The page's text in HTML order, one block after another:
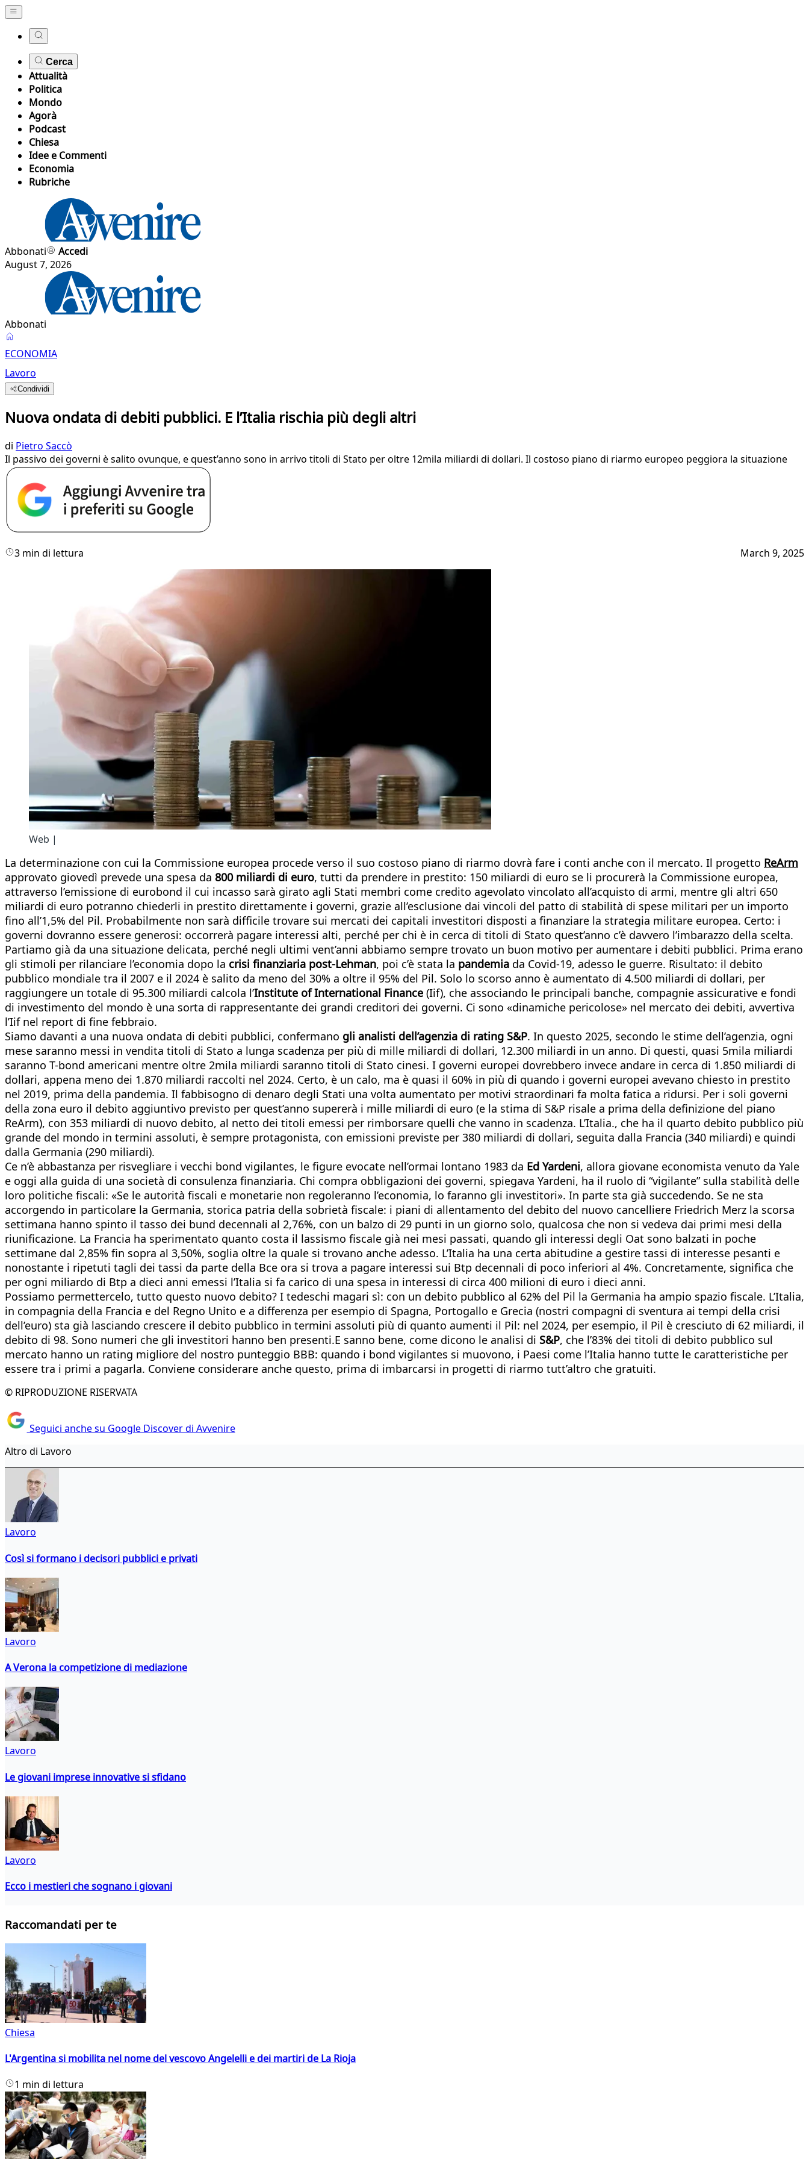
Cerca
Attualità
Politica
Mondo
Agorà
Podcast
Chiesa
Idee e Commenti
Economia
Rubriche
Abbonati
Accedi
August 7, 2026
Abbonati
ECONOMIA
Lavoro
Condividi
Nuova ondata di debiti pubblici. E l’Italia rischia più degli altri
di Pietro Saccò
Il passivo dei governi è salito ovunque, e quest’anno sono in arrivo titoli di Stato per oltre 12mila miliardi di dollari. Il costoso piano di riarmo europeo peggiora la situazione
3 min di lettura March 9, 2025
Web |
La determinazione con cui la Commissione europea procede verso il suo costoso piano di riarmo dovrà fare i conti anche con il mercato. Il progetto ReArm
approvato giovedì prevede una spesa da 800 miliardi di euro, tutti da prendere in prestito: 150 miliardi di euro se li procurerà la Commissione europea,
attraverso l’emissione di eurobond il cui incasso sarà girato agli Stati membri come credito agevolato vincolato all’acquisto di armi, mentre gli altri 650
miliardi di euro potranno chiederli in prestito direttamente i governi, grazie all’esclusione dai vincoli del patto di stabilità di spese militari per un importo
fino all’1,5% del Pil. Probabilmente non sarà difficile trovare sui mercati dei capitali investitori disposti a finanziare la strategia militare europea. Certo: i
governi dovranno essere generosi: occorrerà pagare interessi alti, perché per chi è in cerca di titoli di Stato quest’anno c’è davvero l’imbarazzo della scelta.
Partiamo già da una situazione delicata, perché negli ultimi vent’anni abbiamo sempre trovato un buon motivo per aumentare i debiti pubblici. Prima erano
gli stimoli per rilanciare l’economia dopo la crisi finanziaria post-Lehman, poi c’è stata la pandemia da Covid-19, adesso le guerre. Risultato: il debito
pubblico mondiale tra il 2007 e il 2024 è salito da meno del 30% a oltre il 95% del Pil. Solo lo scorso anno è aumentato di 4.500 miliardi di dollari, per
raggiungere un totale di 95.300 miliardi calcola l’Institute of International Finance (Iif), che associando le principali banche, compagnie assicurative e fondi
di investimento del mondo è una sorta di rappresentante dei grandi creditori dei governi. Ci sono «dinamiche pericolose» nel mercato dei debiti, avvertiva
l’Iif nel report di fine febbraio.
Siamo davanti a una nuova ondata di debiti pubblici, confermano gli analisti dell’agenzia di rating S&P. In questo 2025, secondo le stime dell’agenzia, ogni
mese saranno messi in vendita titoli di Stato a lunga scadenza per più di mille miliardi di dollari, 12.300 miliardi in un anno. Di questi, quasi 5mila miliardi
saranno T-bond americani mentre oltre 2mila miliardi saranno titoli di Stato cinesi. I governi europei dovrebbero invece andare in cerca di 1.850 miliardi di
dollari, appena meno dei 1.870 miliardi raccolti nel 2024. Certo, è un calo, ma è quasi il 60% in più di quando i governi europei avevano chiesto in prestito
nel 2019, prima della pandemia. Il fabbisogno di denaro degli Stati una volta aumentato per motivi straordinari fa molta fatica a ridursi. Per i soli governi
della zona euro il debito aggiuntivo previsto per quest’anno supererà i mille miliardi di euro (e la stima di S&P risale a prima della definizione del piano
ReArm), con 353 miliardi di nuovo debito, al netto dei titoli emessi per rimborsare quelli che vanno in scadenza. L’Italia., che ha il quarto debito pubblico più
grande del mondo in termini assoluti, è sempre protagonista, con emissioni previste per 380 miliardi di dollari, seguita dalla Francia (340 miliardi) e quindi
dalla Germania (290 miliardi).
Ce n’è abbastanza per risvegliare i vecchi bond vigilantes, le figure evocate nell’ormai lontano 1983 da Ed Yardeni, allora giovane economista venuto da Yale
e oggi alla guida di una società di consulenza finanziaria. Chi compra obbligazioni dei governi, spiegava Yardeni, ha il ruolo di “vigilante” sulla stabilità delle
loro politiche fiscali: «Se le autorità fiscali e monetarie non regoleranno l’economia, lo faranno gli investitori». In parte sta già succedendo. Se ne sta
accorgendo in particolare la Germania, storica patria della sobrietà fiscale: i piani di allentamento del debito del nuovo cancelliere Friedrich Merz la scorsa
settimana hanno spinto il tasso dei bund decennali al 2,76%, con un balzo di 29 punti in un giorno solo, qualcosa che non si vedeva dai primi mesi della
riunificazione. La Francia ha sperimentato quanto costa il lassismo fiscale già nei mesi passati, quando gli interessi degli Oat sono balzati in poche
settimane dal 2,85% fin sopra al 3,50%, soglia oltre la quale si trovano anche adesso. L’Italia ha una certa abitudine a gestire tassi di interesse pesanti e
nonostante i ripetuti tagli dei tassi da parte della Bce ora si trova a pagare interessi sui Btp decennali di poco inferiori al 4%. Concretamente, significa che
per ogni miliardo di Btp a dieci anni emessi l’Italia si fa carico di una spesa in interessi di circa 400 milioni di euro i dieci anni.
Possiamo permettercelo, tutto questo nuovo debito? I tedeschi magari sì: con un debito pubblico al 62% del Pil la Germania ha ampio spazio fiscale. L’Italia,
in compagnia della Francia e del Regno Unito e a differenza per esempio di Spagna, Portogallo e Grecia (nostri compagni di sventura ai tempi della crisi
dell’euro) sta già lasciando crescere il debito pubblico in termini assoluti più di quanto aumenti il Pil: nel 2024, per esempio, il Pil è cresciuto di 62 miliardi, il
debito di 98. Sono numeri che gli investitori hanno ben presenti.E sanno bene, come dicono le analisi di S&P, che l’83% dei titoli di debito pubblico sul
mercato hanno un rating migliore del nostro punteggio BBB: quando i bond vigilantes si muovono, i Paesi come l’Italia hanno tutte le caratteristiche per
essere tra i primi a pagarla. Conviene considerare anche questo, prima di imbarcarsi in progetti di riarmo tutt’altro che gratuiti.
© RIPRODUZIONE RISERVATA
Seguici anche su Google Discover di Avvenire
Altro di Lavoro
Lavoro
Così si formano i decisori pubblici e privati
Lavoro
A Verona la competizione di mediazione
Lavoro
Le giovani imprese innovative si sfidano
Lavoro
Ecco i mestieri che sognano i giovani
Raccomandati per te
Chiesa
L'Argentina si mobilita nel nome del vescovo Angelelli e dei martiri de La Rioja
1 min di lettura